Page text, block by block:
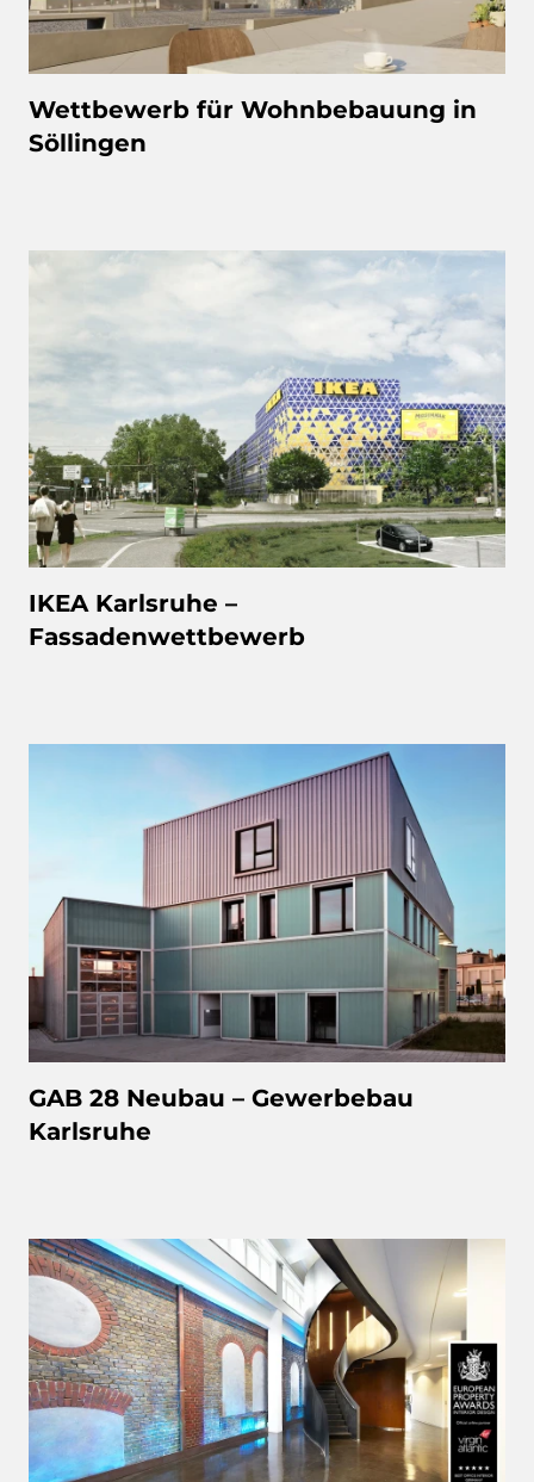
Wettbewerb für Wohnbebauung in
Söllingen
IKEA Karlsruhe –
Fassadenwettbewerb
GAB 28 Neubau – Gewerbebau
Karlsruhe